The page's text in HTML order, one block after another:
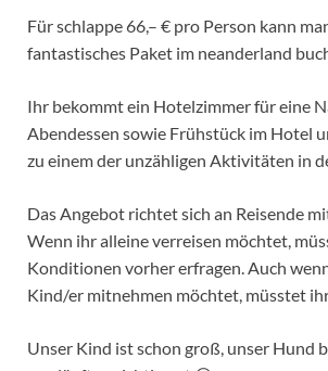
Für schlappe 66,– € pro Person kann
fantastisches Paket im neanderland
Ihr bekommt ein Hotelzimmer für eine
Abendessen sowie Frühstück im Hotel
zu einem der unzähligen Aktivitäten in
Das Angebot richtet sich an Reisende
Wenn ihr alleine verreisen möchtet,
Konditionen vorher erfragen. Auch
Kind/er mitnehmen möchtet, müsstet
Unser Kind ist schon groß, unser Hund